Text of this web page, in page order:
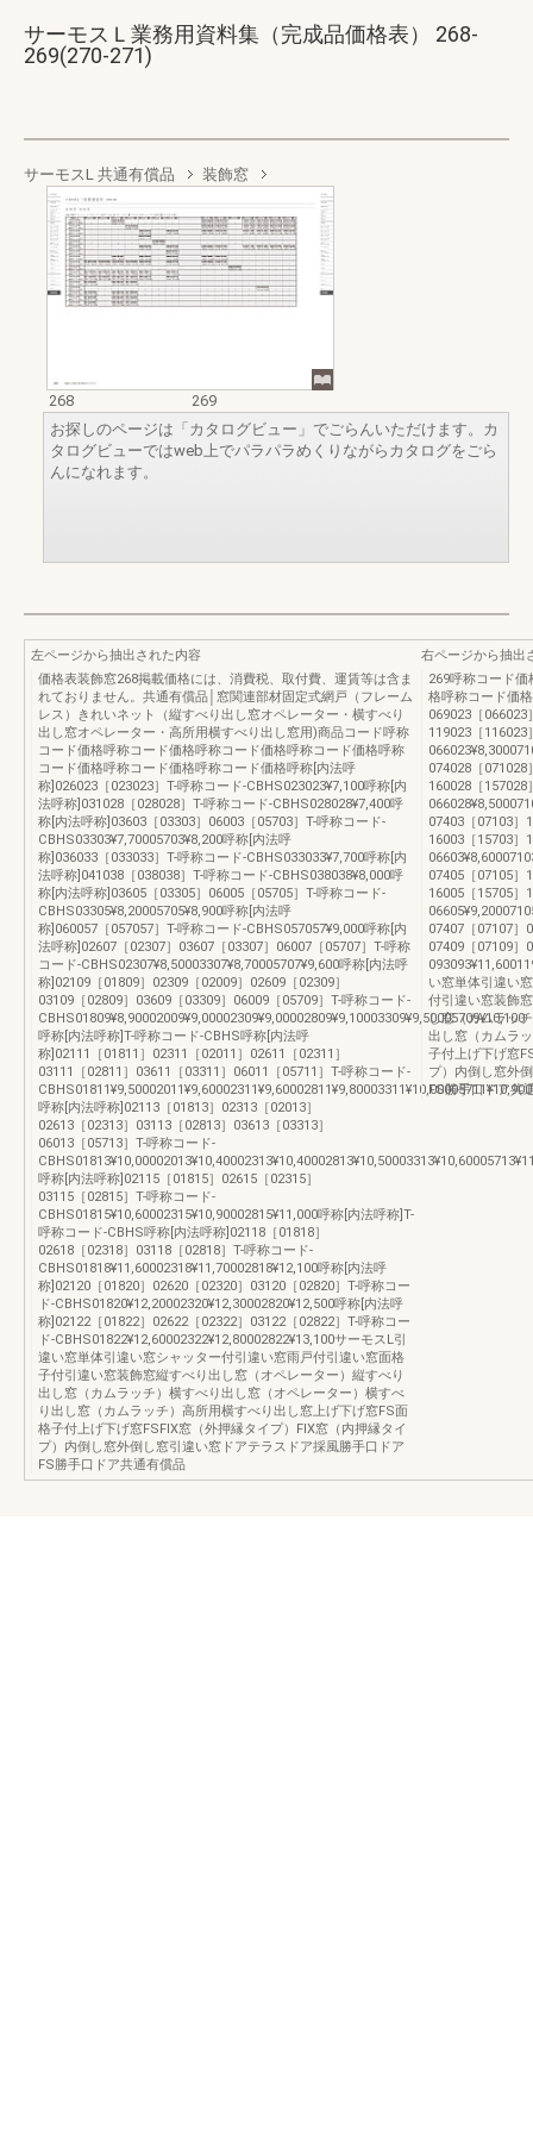
サーモスＬ業務用資料集（完成品価格表） 268-
269(270-271)
サーモスL 共通有償品 装飾窓
268
269
お探しのページは「カタログビュー」でごらんいただけます。カ
タログビューではweb上でパラパラめくりながらカタログをごら
んになれます。
左ページから抽出された内容
価格表装飾窓268掲載価格には、消費税、取付費、運賃等は含ま
れておりません。共通有償品│窓関連部材固定式網戸（フレーム
レス）きれいネット（縦すべり出し窓オペレーター・横すべり
出し窓オペレーター・高所用横すべり出し窓用)商品コード呼称
コード価格呼称コード価格呼称コード価格呼称コード価格呼称
コード価格呼称コード価格呼称コード価格呼称[内法呼
称]026023［023023］T-呼称コード-CBHS023023¥7,100呼称[内
法呼称]031028［028028］T-呼称コード-CBHS028028¥7,400呼
称[内法呼称]03603［03303］06003［05703］T-呼称コード-
CBHS03303¥7,70005703¥8,200呼称[内法呼
称]036033［033033］T-呼称コード-CBHS033033¥7,700呼称[内
法呼称]041038［038038］T-呼称コード-CBHS038038¥8,000呼
称[内法呼称]03605［03305］06005［05705］T-呼称コード-
CBHS03305¥8,20005705¥8,900呼称[内法呼
称]060057［057057］T-呼称コード-CBHS057057¥9,000呼称[内
法呼称]02607［02307］03607［03307］06007［05707］T-呼称
コード-CBHS02307¥8,50003307¥8,70005707¥9,600呼称[内法呼
称]02109［01809］02309［02009］02609［02309］
03109［02809］03609［03309］06009［05709］T-呼称コード-
CBHS01809¥8,90002009¥9,00002309¥9,00002809¥9,10003309¥9,50005709¥10,100
呼称[内法呼称]T-呼称コード-CBHS呼称[内法呼
称]02111［01811］02311［02011］02611［02311］
03111［02811］03611［03311］06011［05711］T-呼称コード-
CBHS01811¥9,50002011¥9,60002311¥9,60002811¥9,80003311¥10,00005711¥10,900
呼称[内法呼称]02113［01813］02313［02013］
02613［02313］03113［02813］03613［03313］
06013［05713］T-呼称コード-
呼称[内法呼称]02115［01815］02615［02315］
03115［02815］T-呼称コード-
CBHS01815¥10,60002315¥10,90002815¥11,000呼称[内法呼称]T-
呼称コード-CBHS呼称[内法呼称]02118［01818］
02618［02318］03118［02818］T-呼称コード-
CBHS01818¥11,60002318¥11,70002818¥12,100呼称[内法呼
称]02120［01820］02620［02320］03120［02820］T-呼称コー
ド-CBHS01820¥12,20002320¥12,30002820¥12,500呼称[内法呼
称]02122［01822］02622［02322］03122［02822］T-呼称コー
ド-CBHS01822¥12,60002322¥12,80002822¥13,100サーモスL引
違い窓単体引違い窓シャッター付引違い窓雨戸付引違い窓面格
子付引違い窓装飾窓縦すべり出し窓（オペレーター）縦すべり
出し窓（カムラッチ）横すべり出し窓（オペレーター）横すべ
り出し窓（カムラッチ）高所用横すべり出し窓上げ下げ窓FS面
格子付上げ下げ窓FSFIX窓（外押縁タイプ）FIX窓（内押縁タイ
プ）内倒し窓外倒し窓引違い窓ドアテラスドア採風勝手口ドア
FS勝手口ドア共通有償品
右ページから抽出
269呼称コード
格呼称コード価
069023［066023
119023［116023
074028［071028
160028［157028
07403［07103］
16003［15703］
07405［07105］
16005［15705］
07407［07107］
07409［07109］
い窓単体引違い
付引違い窓装飾
し窓（カムラッ
出し窓（カムラ
子付上げ下げ窓
プ）内倒し窓外
FS勝手口ドア共